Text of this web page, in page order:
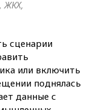
ЖКХ,
сценарии
или включить
поднялась
данные с